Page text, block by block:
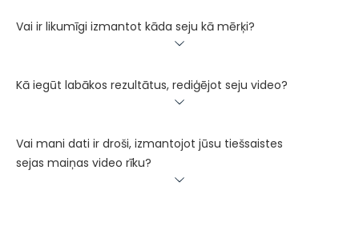
Vai ir likumīgi izmantot kāda seju kā mērķi?
Kā iegūt labākos rezultātus, rediģējot seju video?
Vai mani dati ir droši, izmantojot jūsu tiešsaistes
sejas maiņas video rīku?